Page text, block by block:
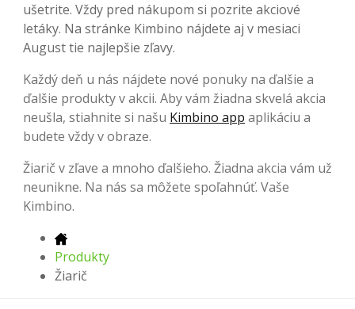
ušetrite. Vždy pred nákupom si pozrite akciové
letáky. Na stránke Kimbino nájdete aj v mesiaci
August tie najlepšie zľavy.
Každý deň u nás nájdete nové ponuky na ďalšie a
ďalšie produkty v akcii. Aby vám žiadna skvelá akcia
neušla, stiahnite si našu Kimbino app aplikáciu a
budete vždy v obraze.
Žiarič v zľave a mnoho ďalšieho. Žiadna akcia vám už
neunikne. Na nás sa môžete spoľahnúť. Vaše
Kimbino.
Produkty
Žiarič